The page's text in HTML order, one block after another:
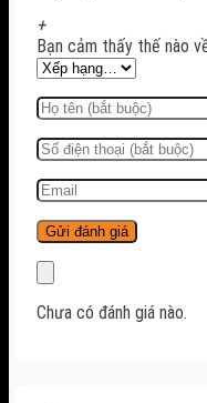
+
Bạn cảm thấy thế nào
Chưa có đánh giá nào.